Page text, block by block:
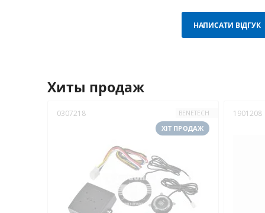
Надійний
Кому
Власникам авто
Власникам
Водіям, які
Компаніям з
НАПИСАТИ ВІДГУК
Хиты продаж
0307218
BENETECH
ХІТ ПРОДАЖ
1901208